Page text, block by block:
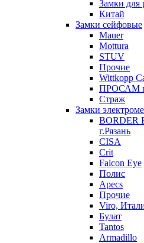
Замки для
Китай
Замки сейфовые
Mauer
Mottura
STUV
Прочие
Wittkopp
ПРОСАМ
Страж
Замки
BORDER
г.Рязань
CISA
Crit
Falcon Eye
Полис
Apecs
Прочие
Viro,
Булат
Tantos
Armadillo